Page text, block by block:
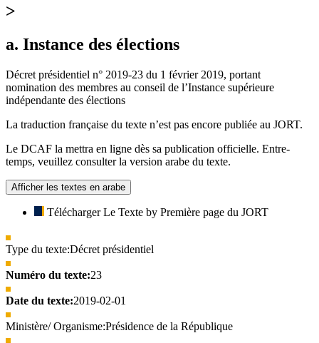
>
a. Instance des élections
Décret présidentiel n° 2019-23 du 1 février 2019, portant
nomination des membres au conseil de l’Instance supérieure
indépendante des élections
La traduction française du texte n’est pas encore publiée au JORT.
Le DCAF la mettra en ligne dès sa publication officielle. Entre-
temps, veuillez consulter la version arabe du texte.
Afficher les textes en arabe
Télécharger Le Texte by Première page du JORT
Type du texte:Décret présidentiel
Numéro du texte:23
Date du texte:2019-02-01
Ministère/ Organisme:Présidence de la République